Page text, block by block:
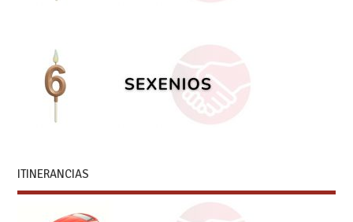
ITINERANCIAS